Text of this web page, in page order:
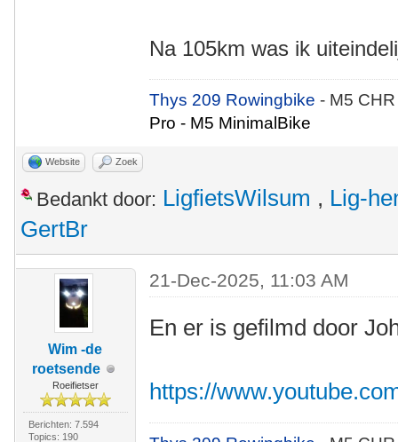
Na 105km was ik
Thys 209 Rowingbike- M5
Pro - M5 MinimalBike
Website Zoek
Bedankt door: LigfietsWilsum , Lig-
GertBr
Wim -de
roetsende
Roeifietser
Berichten: 7.594
Topics: 190
21-Dec-2025, 11:03 AM
En er is gefilmd door
https://